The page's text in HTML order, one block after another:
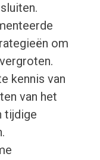
om
kennis van
van het
tijdige